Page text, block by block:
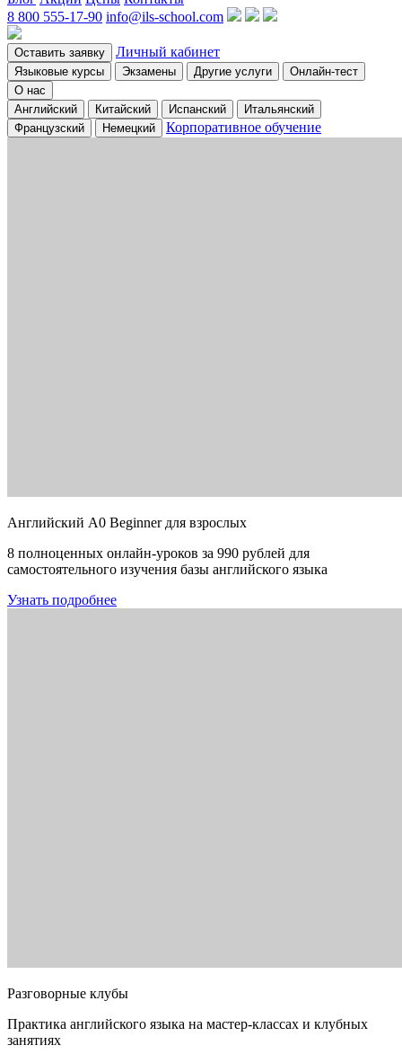
8 800 555-17-90 info@ils-school.com
Оставить заявку Личный кабинет
Языковые курсы Экзамены Другие услуги
Онлайн-тест
О нас
Английский
Китайский Испанский
Итальянский
Французский
Немецкий Корпоративное обучение
Английский A0 Beginner для взрослых
8 полноценных онлайн-уроков за 990 рублей для
самостоятельного изучения базы английского языка
Узнать подробнее
Разговорные клубы
Практика английского языка на мастер-классах и клубных
занятиях